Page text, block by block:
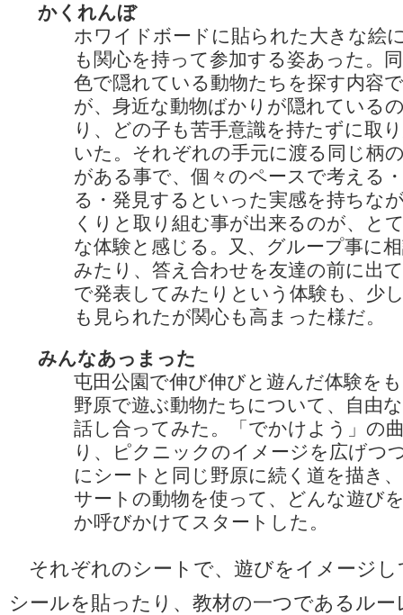
かくれんぼ
ホワイドボードに貼られた大きな絵
も関心を持って参加する姿あった。
色で隠れている動物たちを探す内容
が、身近な動物ばかりが隠れている
り、どの子も苦手意識を持たずに取
いた。それぞれの手元に渡る同じ柄
がある事で、個々のペースで考える
る・発見するといった実感を持ちな
くりと取り組む事が出来るのが、と
な体験と感じる。又、グループ事に
みたり、答え合わせを友達の前に出
で発表してみたりという体験も、少
も見られたが関心も高まった様だ。
みんなあっまった
屯田公園で伸び伸びと遊んだ体験を
野原で遊ぶ動物たちについて、自由
話し合ってみた。「でかけよう」の
り、ピクニックのイメージを広げつ
にシートと同じ野原に続く道を描き
サートの動物を使って、どんな遊び
か呼びかけてスタートした。
それぞれのシートで、遊びをイメージし
シールを貼ったり、教材の一つであるルー